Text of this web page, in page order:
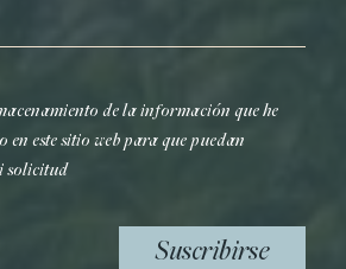
de la información que he
este sitio web para que puedan
solicitud
Suscribirse